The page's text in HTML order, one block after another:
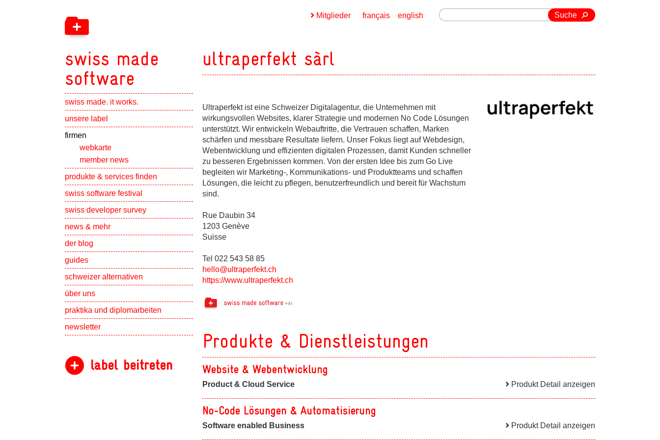
swiss made
software
swiss made. it works.
unsere label
Show subpages
firmen Show subpages
webkarte
member news
produkte & services finden
Show subpages
swiss software festival
swiss developer survey
news & mehr Show subpages
der blog
guides
schweizer alternativen
über uns
praktika und diplomarbeiten Show subpages
newsletter
label beitreten
Suche
english
français
Mitglieder
ultraperfekt sàrl
Ultraperfekt ist eine Schweizer Digitalagentur, die Unternehmen mit
wirkungsvollen Websites, klarer Strategie und modernen No Code Lösungen
unterstützt. Wir entwickeln Webauftritte, die Vertrauen schaffen, Marken
schärfen und messbare Resultate liefern. Unser Fokus liegt auf Webdesign,
Webentwicklung und effizienten digitalen Prozessen, damit Kunden schneller
zu besseren Ergebnissen kommen. Von der ersten Idee bis zum Go Live
begleiten wir Marketing-, Kommunikations- und Produktteams und schaffen
Lösungen, die leicht zu pflegen, benutzerfreundlich und bereit für Wachstum
sind.
Rue Daubin 34
1203 Genève
Suisse
Tel 022 543 58 85
hello@ultraperfekt.ch
https://www.ultraperfekt.ch
Produkte & Dienstleistungen
Website & Webentwicklung
Product & Cloud Service Produkt Detail anzeigen
No-Code Lösungen & Automatisierung
Software enabled Business Produkt Detail anzeigen